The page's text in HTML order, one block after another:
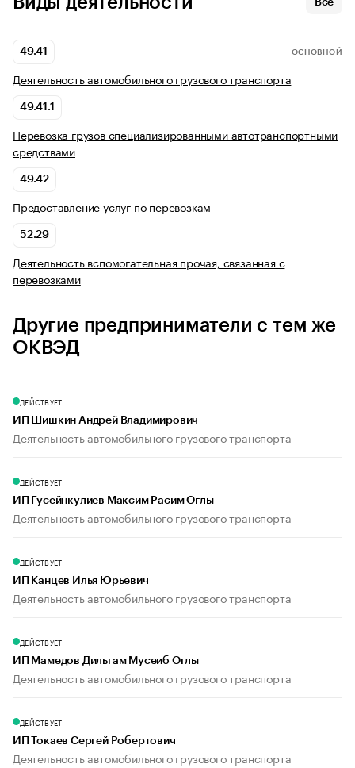
Все
49.41 ОСНОВНОЙ
Деятельность автомобильного грузового транспорта
49.41.1
Перевозка грузов специализированными автотранспортными
средствами
49.42
Предоставление услуг по перевозкам
52.29
Деятельность вспомогательная прочая, связанная с
перевозками
Другие предприниматели с тем же
ОКВЭД
ДЕЙСТВУЕТ
ИП Шишкин Андрей Владимирович
Деятельность автомобильного грузового транспорта
ДЕЙСТВУЕТ
ИП Гусейнкулиев Максим Расим Оглы
Деятельность автомобильного грузового транспорта
ДЕЙСТВУЕТ
ИП Канцев Илья Юрьевич
Деятельность автомобильного грузового транспорта
ДЕЙСТВУЕТ
ИП Мамедов Дильгам Мусеиб Оглы
Деятельность автомобильного грузового транспорта
ДЕЙСТВУЕТ
ИП Токаев Сергей Робертович
Деятельность автомобильного грузового транспорта